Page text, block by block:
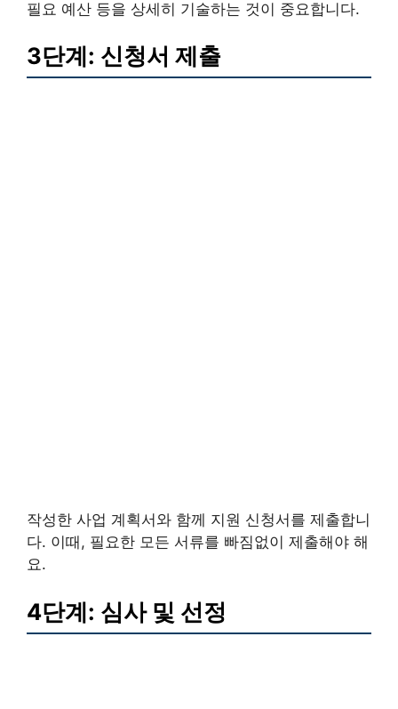
필요 예산 등을 상세히 기술하는 것이 중요합니다.
3단계: 신청서 제출
작성한 사업 계획서와 함께 지원 신청서를 제출합니
다. 이때, 필요한 모든 서류를 빠짐없이 제출해야 해
요.
4단계: 심사 및 선정